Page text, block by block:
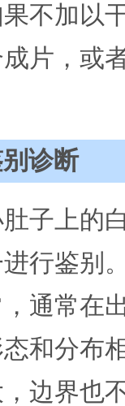
不加以
片，或
诊断
子上的
行鉴别
通常在
和分布
边界也